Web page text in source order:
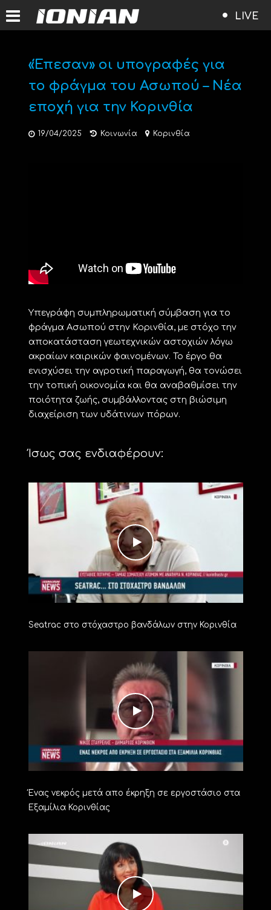
LIVE
«Έπεσαν» οι υπογραφές για
το φράγμα του Ασωπού – Νέα
εποχή για την Κορινθία
19/04/2025 Κοινωνία Κορινθία
Υπεγράφη συμπληρωματική σύμβαση για το
φράγμα Ασωπού στην Κορινθία, με στόχο την
αποκατάσταση γεωτεχνικών αστοχιών λόγω
ακραίων καιρικών φαινομένων. Το έργο θα
ενισχύσει την αγροτική παραγωγή, θα τονώσει
την τοπική οικονομία και θα αναβαθμίσει την
ποιότητα ζωής, συμβάλλοντας στη βιώσιμη
διαχείριση των υδάτινων πόρων.
Ίσως σας ενδιαφέρουν:
Seatrac στο στόχαστρο βανδάλων στην Κορινθία
Ένας νεκρός μετά απο έκρηξη σε εργοστάσιο στα
Εξαμίλια Κορινθίας